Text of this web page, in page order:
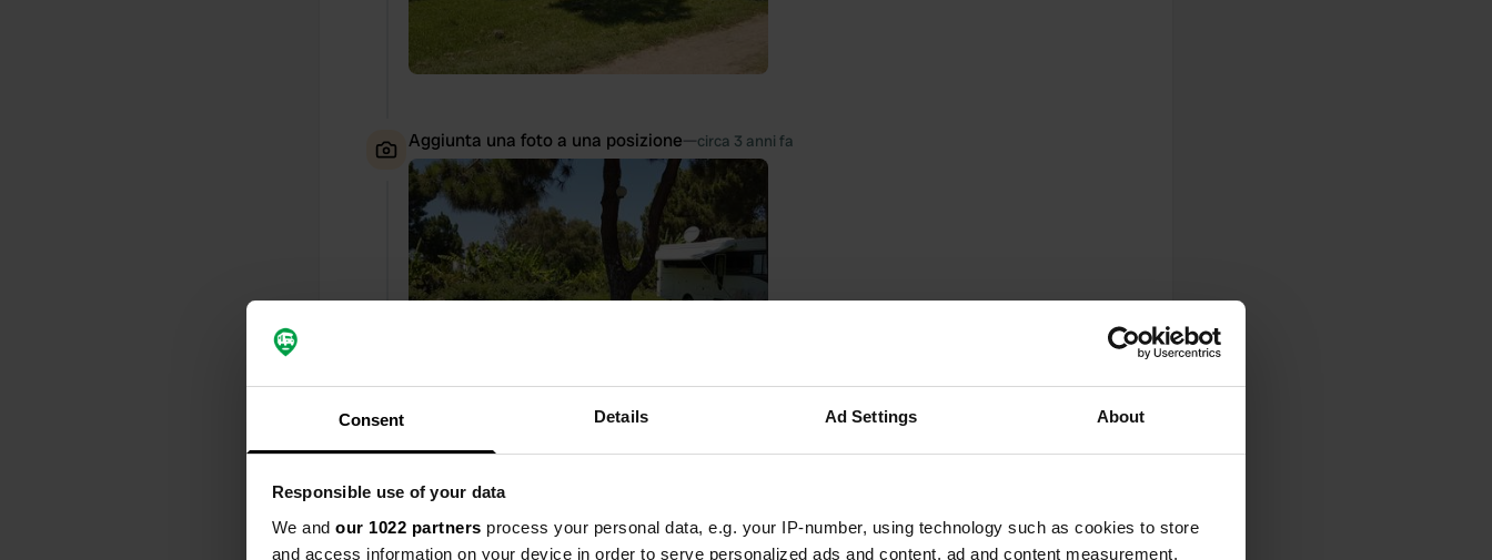
Consent Details Ad Settings About
Responsible use of your data
We and our 1022 partners process your personal data, e.g. your IP-number, using technology such as cookies to store
and access information on your device in order to serve personalized ads and content, ad and content measurement,
Aggiunta una foto a una posizione—circa 3 anni fa
Ho recensito una posizione
Sitecode: 101525